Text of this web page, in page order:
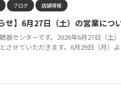
ブログ 店舗情報
せ】6月27日（土）の営業につ
器センターです。2026年6月27日（土
させていただきます。6月29日（月）